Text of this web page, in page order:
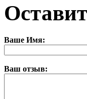
Ваше Имя:
Ваш отзыв: